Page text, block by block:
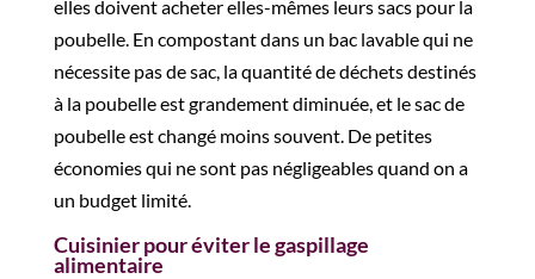
elles doivent acheter elles-mêmes leurs sacs pour la
poubelle. En compostant dans un bac lavable qui ne
nécessite pas de sac, la quantité dedéchets destinés
à la poubelleestgrandement diminuée, et le sacde
poubelle estchangé moins souvent. Depetites
économiesqui ne sont pas négligeables quand on a
un budget limité.
Cuisinier pour éviter le gaspillage
alimentaire